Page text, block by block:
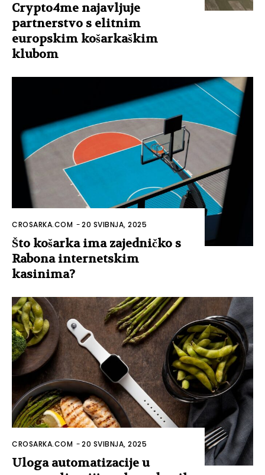
Crypto4me najavljuje
partnerstvo s elitnim
europskim košarkaškim
klubom
CROSARKA.COM -20 SVIBNJA, 2025
Što košarka ima zajedničko s
Rabona internetskim
kasinima?
CROSARKA.COM -20 SVIBNJA, 2025
Uloga automatizacije u